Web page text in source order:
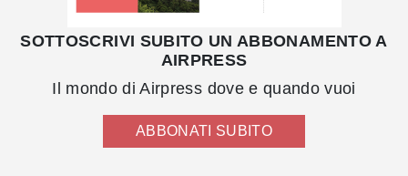
SOTTOSCRIVI SUBITO UN ABBONAMENTO A
AIRPRESS
Il mondo di Airpress dove e quando vuoi
ABBONATI SUBITO